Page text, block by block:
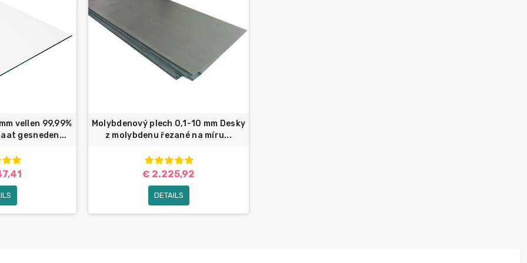
vellen 99,99%
gesneden...
Molybdenový plech 0,1-10 mm Desky
z molybdenu řezané na míru...
€ 2.225,92
DETAILS